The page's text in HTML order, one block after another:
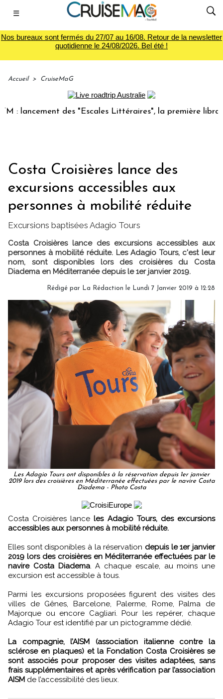
☰
Nos bureaux sont fermés du 27/07 au 16/08. Retour de la newsletter
quotidienne le 24/08/2026. Bel été !
Accueil > CruiseMaG
des "Escales Littéraires", la première librairie du
Costa Croisières lance des
excursions accessibles aux
personnes à mobilité réduite
Excursions baptisées Adagio Tours
Costa Croisières lance des excursions accessibles aux
personnes à mobilité réduite. Les Adagio Tours, c'est leur
nom, sont disponibles lors des croisières du Costa
Diadema en Méditerranée depuis le 1er janvier 2019.
Rédigé par La Rédaction le Lundi 7 Janvier 2019 à 12:28
Les Adagio Tours ont disponibles à la réservation depuis 1er janvier
2019 lors des croisières en Méditerranée effectuées par le navire Costa
Diadema - Photo Costa
Costa Croisières lance les Adagio Tours, des excursions
accessibles aux personnes à mobilité réduite.
Elles sont disponibles à la réservation depuis le 1er janvier
2019 lors des croisières en Méditerranée effectuées par le
navire Costa Diadema. A chaque escale, au moins une
excursion est accessible à tous.
Parmi les excursions proposées figurent des visites des
villes de Gênes, Barcelone, Palerme, Rome, Palma de
Majorque ou encore Cagliari. Pour les repérer, chaque
Adagio Tour est identifié par un pictogramme dédié.
La compagnie, l’AISM (association italienne contre la
sclérose en plaques) et la Fondation Costa Croisières se
sont associés pour proposer des visites adaptées, sans
frais supplémentaires et après vérification par l’association
AISM de l’accessibilité des lieux.